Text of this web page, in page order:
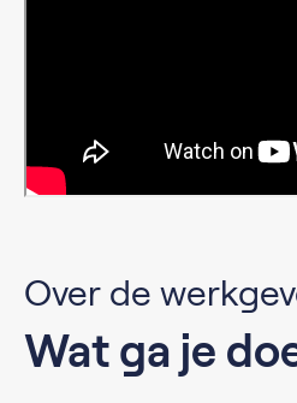
Over de
Wat ga je